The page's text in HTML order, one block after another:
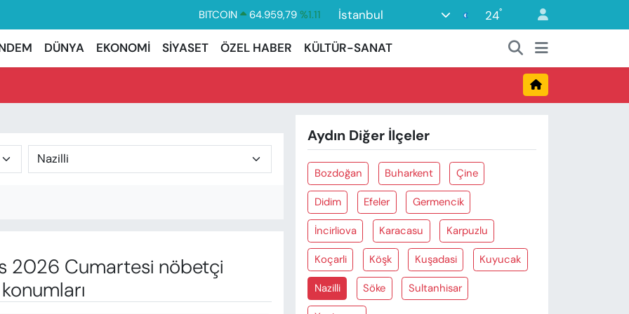
BITCOIN 64.959,79 %1.11
DOLAR
47,7436
%0.18
EURO
55,2510 %0.32
%-14
İstanbul 24°
DÜNYA EKONOMİ SİYASET ÖZEL HABER KÜLTÜR-SANAT
2026 Cumartesi nöbetçi
Aydın Diğer İlçeler
Bozdoğan Buharkent Çine
Didim Efeler Germencik
İncirliova Karacasu Karpuzlu
Koçarli Köşk Kuşadasi Kuyucak
Nazilli Söke Sultanhisar